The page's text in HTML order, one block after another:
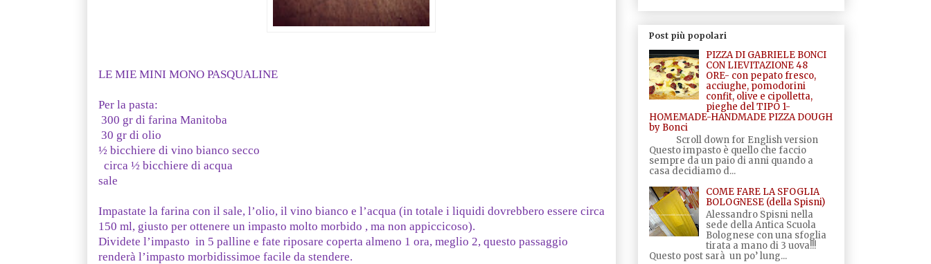
LE MIE MINI MONO PASQUALINE
Per la pasta:
300 gr di farina Manitoba
30 gr di olio
½ bicchiere di vino bianco secco
circa ½ bicchiere di acqua
sale
Impastate la farina con il sale, l’olio, il vino bianco e l’acqua (in totale i liquidi dovrebbero essere circa
150 ml, giusto per ottenere un impasto molto morbido , ma non appiccicoso).
Dividete l’impasto in 5 palline e fate riposare coperta almeno 1 ora, meglio 2, questo passaggio
renderà l’impasto morbidissimoe facile da stendere.
Post più popolari
PIZZA DI GABRIELE BONCI
CON LIEVITAZIONE 48
ORE- con pepato fresco,
acciughe, pomodorini
confit, olive e cipolletta,
pieghe del TIPO 1-
HOMEMADE-HANDMADE PIZZA DOUGH
by Bonci
Scroll down for English version
Questo impasto è quello che faccio
sempre da un paio di anni quando a
casa decidiamo d...
COME FARE LA SFOGLIA
BOLOGNESE (della Spisni)
Alessandro Spisni nella
sede della Antica Scuola
Bolognese con una sfoglia
tirata a mano di 3 uova!!!
Questo post sarà un po’ lung...